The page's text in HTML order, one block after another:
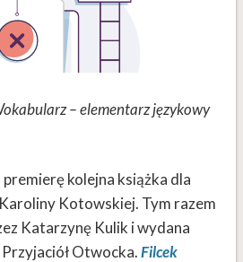
– elementarz językowy
premierę kolejna książka dla
Kotowskiej. Tym razem
Katarzynę Kulik i wydana
Otwocka.Filcek